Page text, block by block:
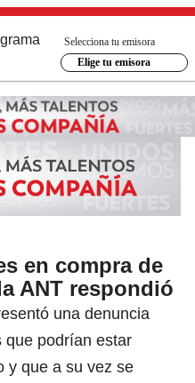
Selecciona tu emisora
Elige tu emisora
en compra de
ANT respondió
una denuncia
que podrían estar
y que a su vez se